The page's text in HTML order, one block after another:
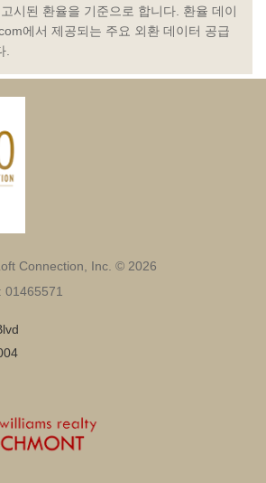
시된 환율을 기준으로 합니다. 환율 데이
에서 제공되는 주요 외환 데이터 공급
.
Connection, Inc. © 2026
01465571